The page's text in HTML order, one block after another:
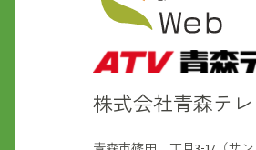
株式会社青森テ